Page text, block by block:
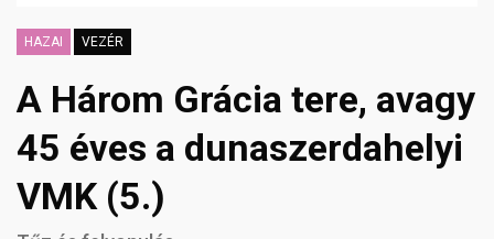
HAZAI VEZÉR
A Három Grácia tere, avagy
45 éves a dunaszerdahelyi
VMK (5.)